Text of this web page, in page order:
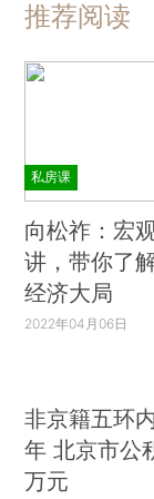
推荐阅读
私房课
向松祚：宏
讲，带你了
经济大局
2022年04月06日
非京籍五环
年 北京市公
万元